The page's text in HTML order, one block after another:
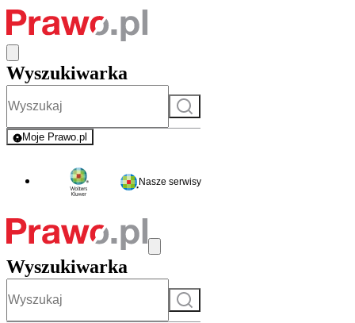
Wyszukiwarka
Szukaj
Moje Prawo.pl
- rejestracja i logowanie do serwisu
Nasze serwisy
Wyszukiwarka
Szukaj